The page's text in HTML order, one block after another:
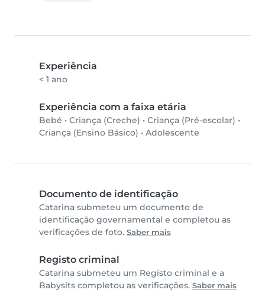
Experiência
< 1 ano
Experiência com a faixa etária
Bebé • Criança (Creche) • Criança (Pré-escolar) •
Criança (Ensino Básico) • Adolescente
Documento de identificação
Catarina submeteu um documento de
identificação governamental e completou as
verificações de foto. Saber mais
Registo criminal
Catarina submeteu um Registo criminal e a
Babysits completou as verificações. Saber mais